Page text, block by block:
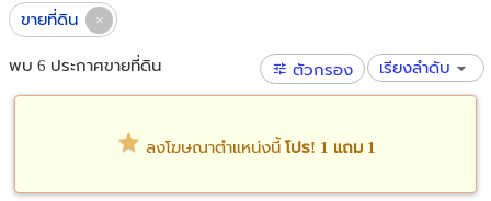
ขายที่ดิน
พบ 6 ประกาศขายที่ดิน ตัวกรอง เรียงลำดับ
ลงโฆษณาตำแหน่งนี้ โปร! 1 แถม 1